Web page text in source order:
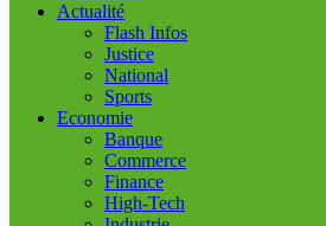
Actualité
Flash Infos
Justice
National
Sports
Economie
Banque
Commerce
Finance
High-Tech